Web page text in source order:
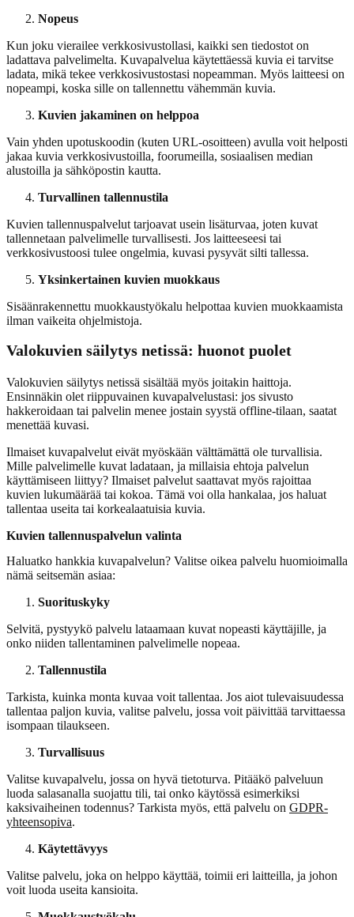
Nopeus
Kun joku vierailee verkkosivustollasi, kaikki sen tiedostot on
ladattava palvelimelta. Kuvapalvelua käytettäessä kuvia ei tarvitse
ladata, mikä tekee verkkosivustostasi nopeamman. Myös laitteesi on
nopeampi, koska sille on tallennettu vähemmän kuvia.
Kuvien jakaminen on helppoa
Vain yhden upotuskoodin (kuten URL-osoitteen) avulla voit helposti
jakaa kuvia verkkosivustoilla, foorumeilla, sosiaalisen median
alustoilla ja sähköpostin kautta.
Turvallinen tallennustila
Kuvien tallennuspalvelut tarjoavat usein lisäturvaa, joten kuvat
tallennetaan palvelimelle turvallisesti. Jos laitteeseesi tai
verkkosivustoosi tulee ongelmia, kuvasi pysyvät silti tallessa.
Yksinkertainen kuvien muokkaus
Sisäänrakennettu muokkaustyökalu helpottaa kuvien muokkaamista
ilman vaikeita ohjelmistoja.
Valokuvien säilytys netissä: huonot puolet
Valokuvien säilytys netissä sisältää myös joitakin haittoja.
Ensinnäkin olet riippuvainen kuvapalvelustasi: jos sivusto
hakkeroidaan tai palvelin menee jostain syystä offline-tilaan, saatat
menettää kuvasi.
Ilmaiset kuvapalvelut eivät myöskään välttämättä ole turvallisia.
Mille palvelimelle kuvat ladataan, ja millaisia ehtoja palvelun
käyttämiseen liittyy? Ilmaiset palvelut saattavat myös rajoittaa
kuvien lukumäärää tai kokoa. Tämä voi olla hankalaa, jos haluat
tallentaa useita tai korkealaatuisia kuvia.
Kuvien tallennuspalvelun valinta
Haluatko hankkia kuvapalvelun? Valitse oikea palvelu huomioimalla
nämä seitsemän asiaa:
Suorituskyky
Selvitä, pystyykö palvelu lataamaan kuvat nopeasti käyttäjille, ja
onko niiden tallentaminen palvelimelle nopeaa.
Tallennustila
Tarkista, kuinka monta kuvaa voit tallentaa. Jos aiot tulevaisuudessa
tallentaa paljon kuvia, valitse palvelu, jossa voit päivittää tarvittaessa
isompaan tilaukseen.
Turvallisuus
Valitse kuvapalvelu, jossa on hyvä tietoturva. Pitääkö palveluun
luoda salasanalla suojattu tili, tai onko käytössä esimerkiksi
kaksivaiheinen todennus? Tarkista myös, että palvelu on GDPR-
yhteensopiva.
Käytettävyys
Valitse palvelu, joka on helppo käyttää, toimii eri laitteilla, ja johon
voit luoda useita kansioita.